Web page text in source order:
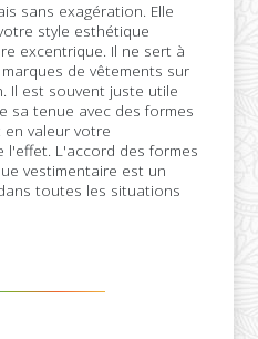
sans exagération. Elle
style esthétique
excentrique. Il ne sert à
de vêtements sur
Il est souvent juste utile
sa tenue avec des formes
valeur votre
l'effet. L'accord des formes
vestimentaire est un
toutes les situations